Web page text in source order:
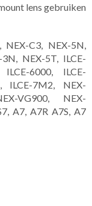
lens gebruiken
C3, NEX-5N,
NEX-5T, ILCE-
6000, ILCE-
ILCE-7M2, NEX-
VG900, NEX-
A7, A7R A7S, A7